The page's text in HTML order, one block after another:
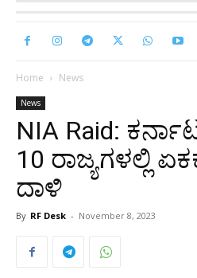
Home News
News
NIA Raid:
10 ರಾಜ್ಯಗಳಲ್ಲಿ
ದಾಳಿ
By RF Desk - November 8, 2023